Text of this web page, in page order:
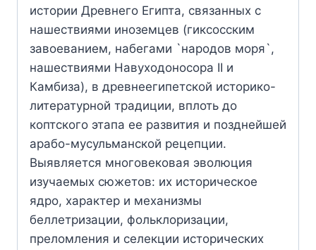
истории Древнего Египта, связанных с
нашествиями иноземцев (гиксосским
завоеванием, набегами `народов моря`,
нашествиями Навуходоносора II и
Камбиза), в древнеегипетской историко-
литературной традиции, вплоть до
коптского этапа ее развития и позднейшей
арабо-мусульманской рецепции.
Выявляется многовековая эволюция
изучаемых сюжетов: их историческое
ядро, характер и механизмы
беллетризации, фольклоризации,
преломления и селекции исторических